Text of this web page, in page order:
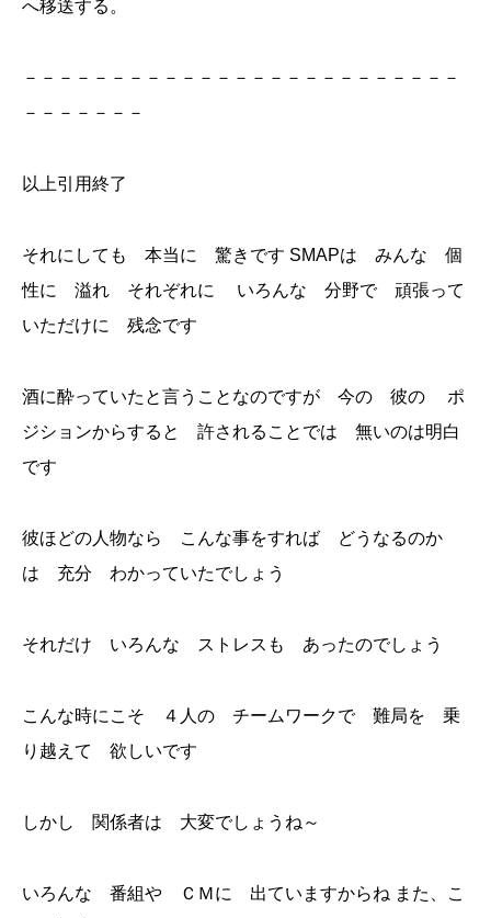
へ移送する。
－－－－－－－－－－－－－－－－－－－－－－－－－
－－－－－－－
以上引用終了
それにしても 本当に 驚きです SMAPは みんな 個
性に 溢れ それぞれに いろんな 分野で 頑張って
いただけに 残念です
酒に酔っていたと言うことなのですが 今の 彼の ポ
ジションからすると 許されることでは 無いのは明白
です
彼ほどの人物なら こんな事をすれば どうなるのか
は 充分 わかっていたでしょう
それだけ いろんな ストレスも あったのでしょう
こんな時にこそ ４人の チームワークで 難局を 乗
り越えて 欲しいです
しかし 関係者は 大変でしょうね～
いろんな 番組や ＣＭに 出ていますからね また、こ